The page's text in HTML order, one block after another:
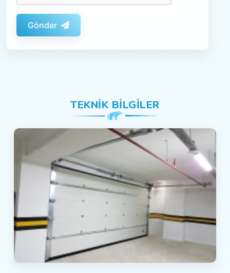
Gönder
TEKNIK BILGILER